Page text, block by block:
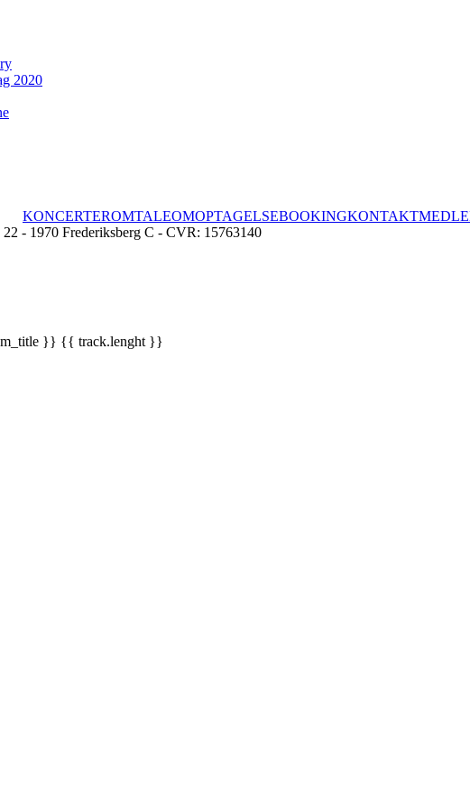
2020
KONCERTEROMTALEOMOPTAGELSEBOOKINGKONTAKT
- 1970 Frederiksberg C - CVR: 15763140
}} {{ track.lenght }}